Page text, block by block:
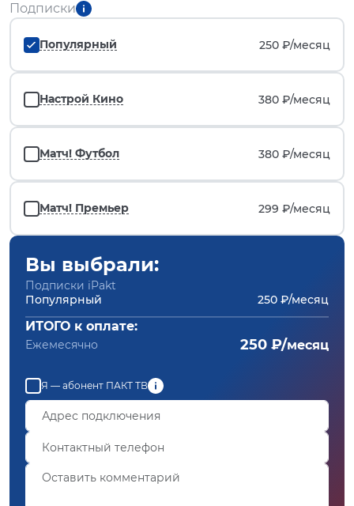
Подписки
Популярный 250 ₽/месяц
Настрой Кино 380 ₽/месяц
Матч! Футбол 380 ₽/месяц
Матч! Премьер 299 ₽/месяц
Вы выбрали:
Подписки iPakt
Популярный
250 ₽/месяц
ИТОГО к оплате:
Ежемесячно 250 ₽/месяц
Я — абонент ПАКТ ТВ